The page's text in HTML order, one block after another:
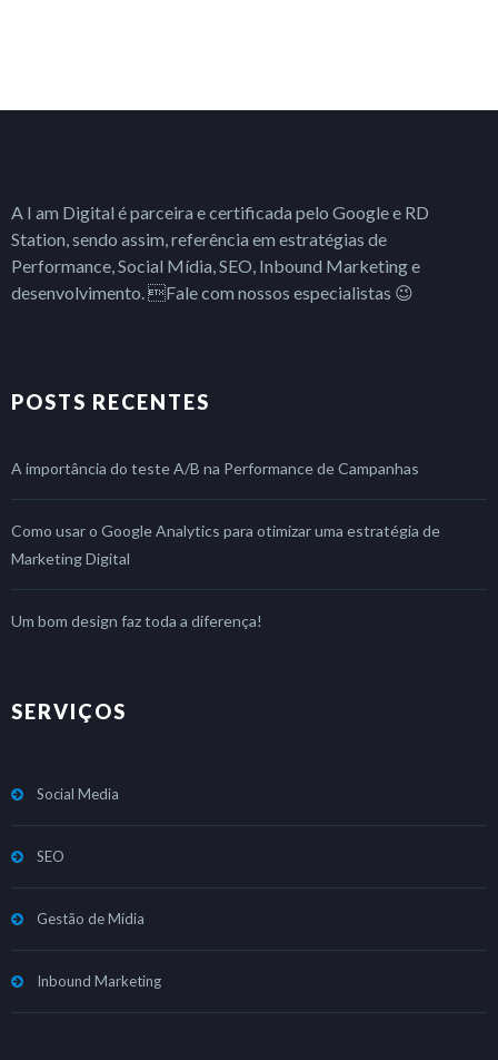
A I am Digital é parceira e certificada pelo Google e RD
Station, sendo assim, referência em estratégias de
Performance, Social Mídia, SEO, Inbound Marketing e
desenvolvimento. Fale com nossos especialistas 😉
POSTS RECENTES
A importância do teste A/B na Performance de Campanhas
Como usar o Google Analytics para otimizar uma estratégia de
Marketing Digital
Um bom design faz toda a diferença!
SERVIÇOS
Social Media
SEO
Gestão de Mídia
Inbound Marketing